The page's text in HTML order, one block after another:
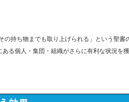
持ち物までも取り上げられる」という聖書
る個人・集団・組織がさらに有利な状況を